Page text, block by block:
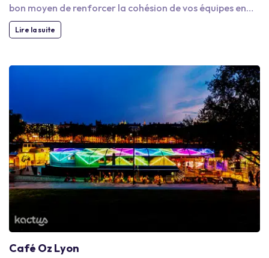
bon moyen de renforcer la cohésion de vos équipes en
leur proposant de se détendre et de profiter d'une soirée
dans un cadre agréable, propice aux échanges et surtout
restaurants et des bars que des grandes salles de
réception et conférences pour organiser vos soirées
Lire la suite
Café Oz Lyon